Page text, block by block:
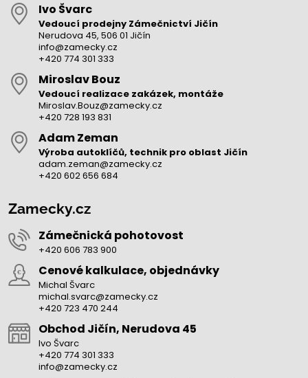
Ivo Švarc
Vedoucí prodejny Zámečnictví Jičín
Nerudova 45, 506 01 Jičín
info@zamecky.cz
+420 774 301 333
Miroslav Bouz
Vedoucí realizace zakázek, montáže
Miroslav.Bouz@zamecky.cz
+420 728 193 831
Adam Zeman
Výroba autoklíčů, technik pro oblast Jičín
adam.zeman@zamecky.cz
+420 602 656 684
Zamecky.cz
Zámečnická pohotovost
+420 606 783 900
Cenové kalkulace, objednávky
Michal Švarc
michal.svarc@zamecky.cz
+420 723 470 244
Obchod Jičín, Nerudova 45
Ivo Švarc
+420 774 301 333
info@zamecky.cz